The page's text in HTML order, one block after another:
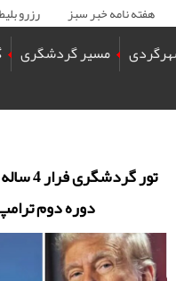
هفته نامه خبر سبز رزرو
مسیر گردشگری
تور
دوره دوم